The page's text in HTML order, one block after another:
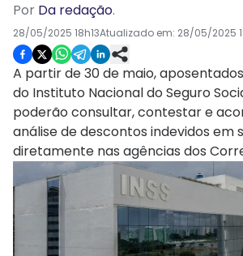
Por Da redação.
28/05/2025 18h13Atualizado em: 28/05/2025
A partir de 30 de maio,
do Instituto Nacional do Seguro
poderão consultar, contestar e
análise de descontos indevidos em
diretamente nas agências dos